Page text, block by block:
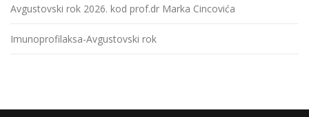
Avgustovski rok 2026. kod prof.dr Marka Cincovića
Imunoprofilaksa-Avgustovski rok